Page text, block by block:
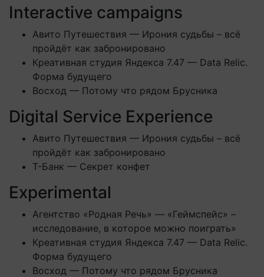
Interactive campaigns
Авито Путешествия — Ирония судьбы – всё
пройдёт как забронировано
Креативная студия Яндекса 7.47 — Data Relic.
Форма будущего
Восход — Потому что рядом Брусника
Digital Service Experience
Авито Путешествия — Ирония судьбы – всё
пройдёт как забронировано
Т-Банк — Секрет конфет
Experimental
Агентство «Родная Речь» — «Геймспейс» –
исследование, в которое можно поиграть»
Креативная студия Яндекса 7.47 — Data Relic.
Форма будущего
Восход — Потому что рядом Брусника